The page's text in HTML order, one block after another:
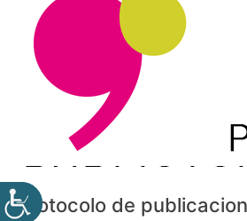
Protocolo de